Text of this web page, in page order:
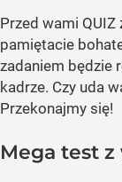
Przed wami
pamiętacie
zadaniem będzie
kadrze. Czy uda
Przekonajmy się!
Mega test